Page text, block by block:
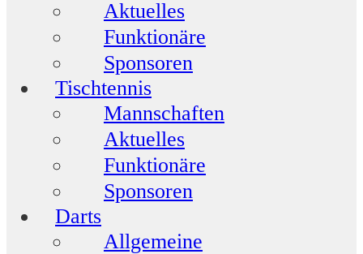
Aktuelles
Funktionäre
Sponsoren
Tischtennis
Mannschaften
Aktuelles
Funktionäre
Sponsoren
Darts
Allgemeine